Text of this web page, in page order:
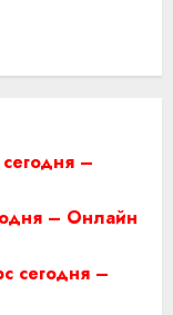
–
– Онлайн
сегодня –